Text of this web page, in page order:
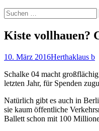
Suchen
nach:
Kiste vollhauen?
10. März 2016Herthaklaus b
Schalke 04 macht
letzten Jahr, für Spenden
Natürlich gibt es auch in
sie kaum öffentliche
Ballett schon mit 100